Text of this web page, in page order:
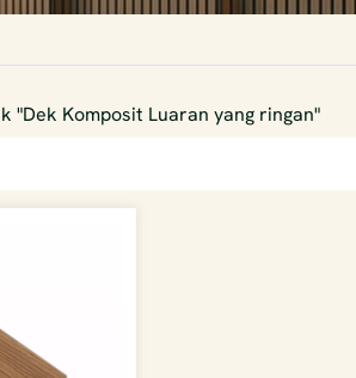
"Dek Komposit Luaran yang ringan"